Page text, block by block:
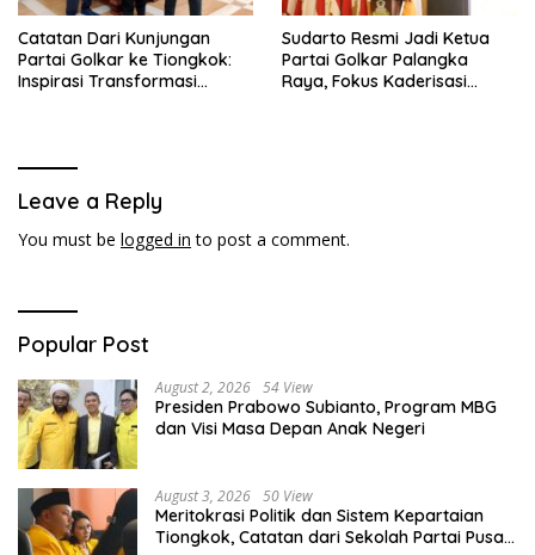
Catatan Dari Kunjungan
Partai Golkar ke Tiongkok:
Inspirasi Transformasi
Sudarto Resmi Jadi Ketua
Partai Golkar Palangka
Raya, Fokus Kaderisasi
Leave a Reply
You must be logged in to post a comment.
Popular Post
August 2, 2026 54 View
Presiden Prabowo Subianto, Program MBG
dan Visi Masa Depan Anak Negeri
August 3, 2026 50 View
Meritokrasi Politik dan Sistem Kepartaian
Tiongkok, Catatan dari Sekolah Partai Pusat